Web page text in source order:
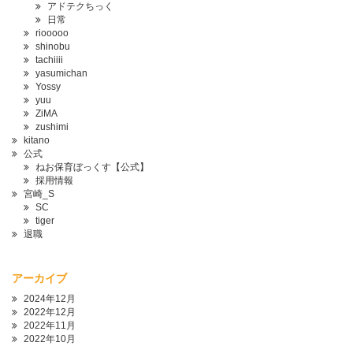
アドテクちっく
日常
riooooo
shinobu
tachiiii
yasumichan
Yossy
yuu
ZiMA
zushimi
kitano
公式
ねお保育ぼっくす【公式】
採用情報
宮崎_S
SC
tiger
退職
アーカイブ
2024年12月
2022年12月
2022年11月
2022年10月